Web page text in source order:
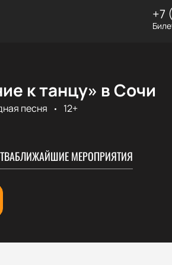
+7
к танцу» в Сочи
песня
12+
БЛИЖАЙШИЕ МЕРОПРИЯТИЯ